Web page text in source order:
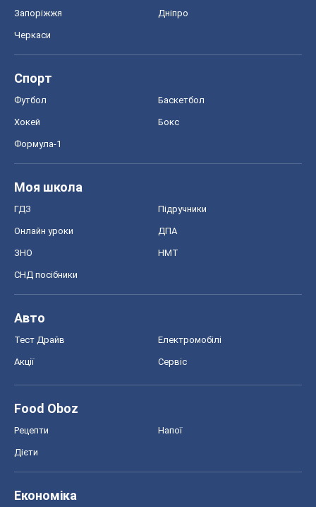
Запоріжжя Дніпро
Черкаси
Спорт
Футбол Баскетбол
Хокей Бокс
Формула-1
Моя школа
ГДЗ Підручники
Онлайн уроки ДПА
ЗНО НМТ
СНД посібники
Авто
Тест Драйв Електромобілі
Акції Сервіс
Food Oboz
Рецепти Напої
Дієти
Економіка